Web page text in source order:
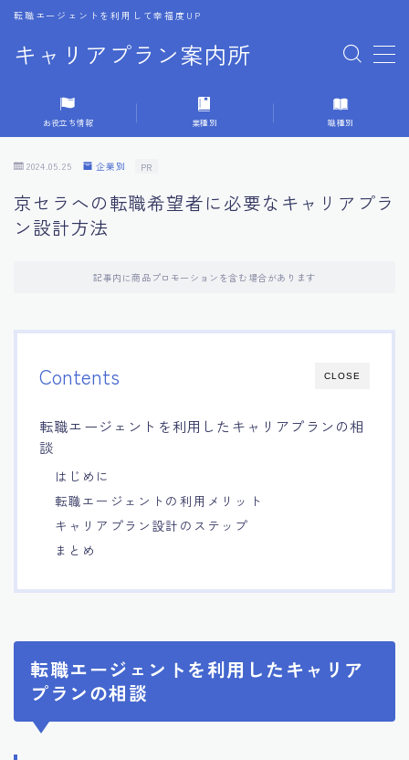
キャリアプラン案内所
転職エージェントを利用して幸福度UP
MENU
1.転職エージェントの選び方
3.キャリア相談時の質問リスト
4.キャリア目標設定の方法
5.キャリアチェンジの体験談
6.専門家からのアドバイス集
7.エージェント面談のポイント
8.非公開求人の魅力
9.年代別の目標設定ポイント
10.エージェント利用時の注意点
11.転職相談で分かる自分の強み
12.異業種への転職成功手法
お役立ち情報 業種別 職種別
2024.05.25 企業別 PR
京セラへの転職希望者に必要なキャリアプラ
ン設計方法
記事内に商品プロモーションを含む場合があります
CLOSE
Contents
転職エージェントを利用したキャリアプランの相
談
はじめに
転職エージェントの利用メリット
キャリアプラン設計のステップ
まとめ
転職エージェントを利用したキャリア
プランの相談